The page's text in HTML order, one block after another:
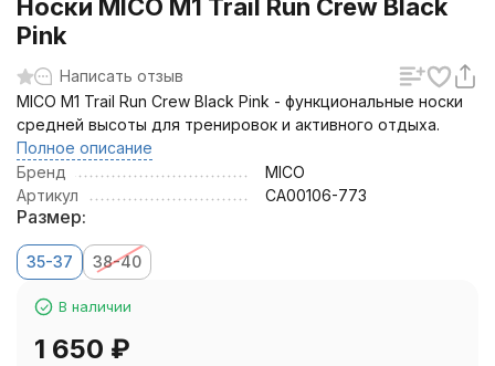
Носки MICO M1 Trail Run Crew Black
Pink
Написать отзыв
MICO M1 Trail Run Crew Black Pink - функциональные носки
средней высоты для тренировок и активного отдыха.
Полное описание
Бренд
MICO
Артикул
CA00106-773
Размер:
35-37 38-40
В наличии
1 650 ₽